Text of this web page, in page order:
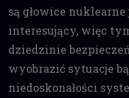
są głowice
interesujący, więc
dziedzinie
wyobrazić sytuacje
niedoskonałości